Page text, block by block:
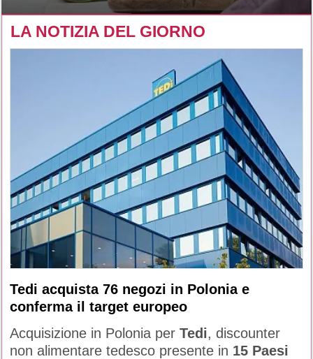
LA NOTIZIA DEL GIORNO
Tedi acquista 76 negozi in Polonia e
conferma il target europeo
Acquisizione in Polonia per Tedi, discounter
non alimentare tedesco presente in 15 Paesi